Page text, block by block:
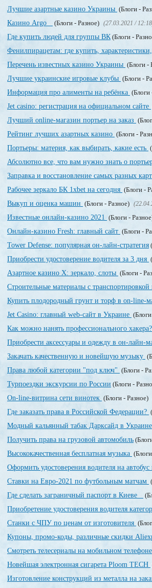
Лучшие азартные казино Украины (Блоги -
Казино Argo (Блоги - Разное) (27.03.2021 /
Где купить людей для группы ВК(Блоги -
Фенилпирацетам: где купить, характеристики,
Перечень известных казино Украины (Блоги -
Лучшие украинские игровые клубы (Блоги -
Информация про алименты на ребёнка (Блоги
Jet casino: регистрация на официальном сайте
Лучший online-магазин портьер на заказ
Рейтинг лучших азартных казино (Блоги -
Портьеры: материя, как выбирать, какие есть
Абсолютно все, что вам нужно знать о
Заправка и восстановление самых разных
Рабочее зеркало БК 1xbet на сегодня (Блоги -
Выкуп и оценка машин (Блоги - Разное)
Известные онлайн-казино 2021 (Блоги -
Онлайн-казино Fresh: главный сайт (Блоги -
Tower Defense: популярная он-лайн-стратегия
Приобрести удостоверение водителя за 3 дня
Азартное казино X: зеркало, слоты (Блоги -
Строительные материалы с
Купить плодородный грунт и торф в on-line-
Jet Сasino: главный web-сайт в Украине
Как можно нанять профессионального хакера?
Приобрести аксессуары и одежду в он-лайн-
Закачать качественную и новейшую музыку
Права любой категории "под ключ" (Блоги -
Турпоездки экскурсии по России (Блоги -
On-line-витрина сети винотек (Блоги - Разное)
Где заказать права в Российской Федерации?
Модный кальянный табак Дарксайд в Украине
Получить права на грузовой автомобиль
Высококачественная бесплатная музыка
Оформить удостоверения водителя на
Ставки на Евро-2021 по футбольным матчам
Где сделать заграничный паспорт в Киеве
Приобретение удостоверения водителя
Станки с ЧПУ по ценам от изготовителя
Купоны, промо-коды, различные скидки
Смотреть телесериалы на мобильном
Новейшая электронная сигарета Ploom TECH
Изготовление конструкций из металла на